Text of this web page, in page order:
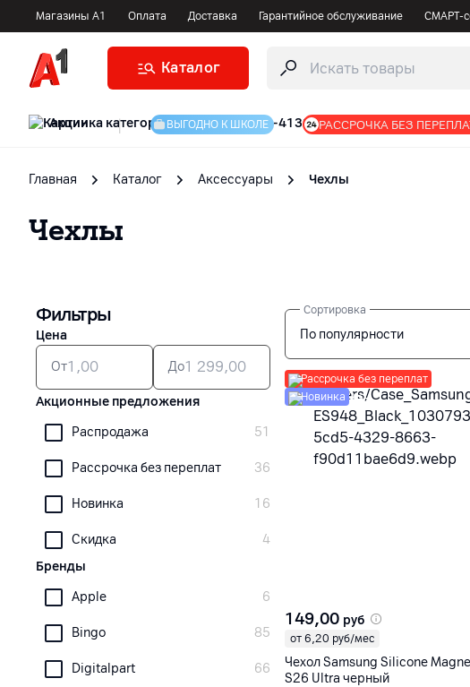
Магазины А1 Оплата Доставка Гарантийное обслуживание СМАРТ-
Каталог
Акции | ВЫГОДНО К ШКОЛЕ РАССРОЧКА БЕЗ
Главная Каталог Аксессуары Чехлы
Чехлы
Фильтры
Цена
От До
Акционные предложения
Распродажа
51
Рассрочка без переплат 36
Новинка 16
Скидка
4
Бренды
Apple
6
Bingo 85
Digitalpart 66
Сортировка
По популярности
Рассрочка без переплат
Новинка
149,00 руб
от 6,20 руб/мес
Чехол Samsung Silicone
S26 Ultra черный